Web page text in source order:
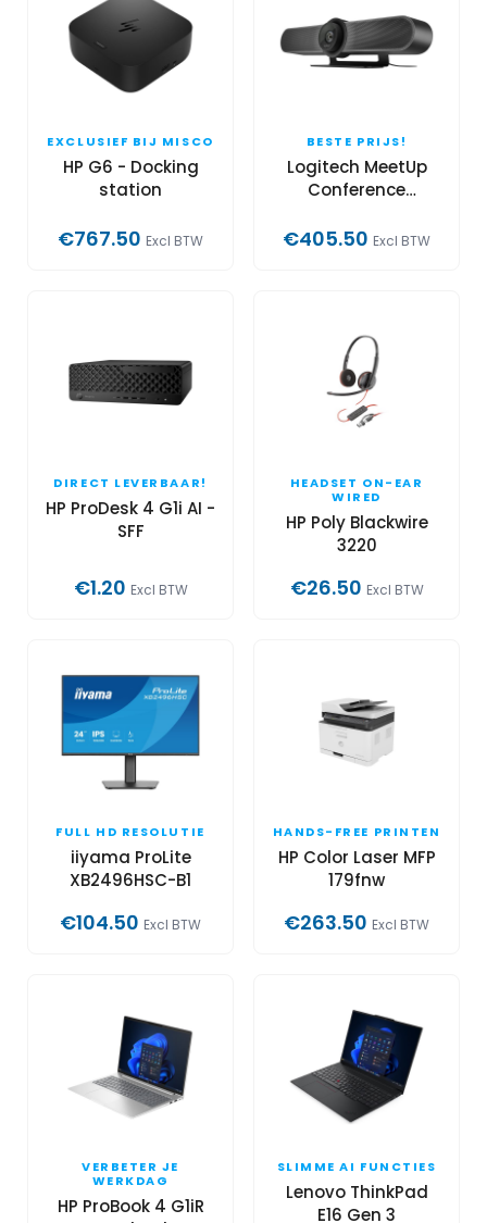
EXCLUSIEF BIJ MISCO
HP G6 - Docking
station
€767.50 Excl BTW
BESTE PRIJS!
Logitech MeetUp
Conference
€405.50 Excl BTW
DIRECT LEVERBAAR!
HP ProDesk 4 G1i AI -
SFF
€1.20 Excl BTW
HEADSET ON-EAR
WIRED
HP Poly Blackwire
3220
€26.50 Excl BTW
FULL HD RESOLUTIE
iiyama ProLite
XB2496HSC-B1
€104.50 Excl BTW
HANDS-FREE PRINTEN
HP Color Laser MFP
179fnw
€263.50 Excl BTW
VERBETER JE
WERKDAG
HP ProBook 4 G1iR
SLIMME AI FUNCTIES
Lenovo ThinkPad
E16 Gen 3